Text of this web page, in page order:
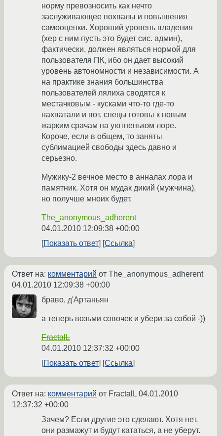
норму превозносить как нечто
заслуживающее похвалы и повышения
самооценки. Хороший уровень владения
(хер с ним пусть это будет сис. админ),
фактически, должен являться нормой для
пользователя ПК, ибо он дает высокий
уровень автономности и независимости. А
на практике знания большинства
пользователей лялиха сводятся к
местачковым - кусками что-то где-то
нахватали и вот, спецы готовы к новым
жарким срачам на уютненьком лоре.
Короче, если в общем, то заняты
сублимацией свободы здесь давно и
серьезно.
Мужику-2 вечное место в анналах лора и
памятник. Хотя он мудак дикий (мужчина),
но получше мноих будет.
The_anonymous_adherent
04.01.2010 12:09:38 +00:00
Показать ответ
Ссылка
Ответ на: комментарий от The_anonymous_adherent
04.01.2010 12:09:38 +00:00
браво, д'Артаньян
а теперь возьми совочек и убери за собой -))
FractalL
04.01.2010 12:37:32 +00:00
Показать ответ
Ссылка
Ответ на: комментарий от FractalL04.01.2010
12:37:32 +00:00
Зачем? Если другие это сделают. Хотя нет,
они размажут и будут кататься, а не уберут.